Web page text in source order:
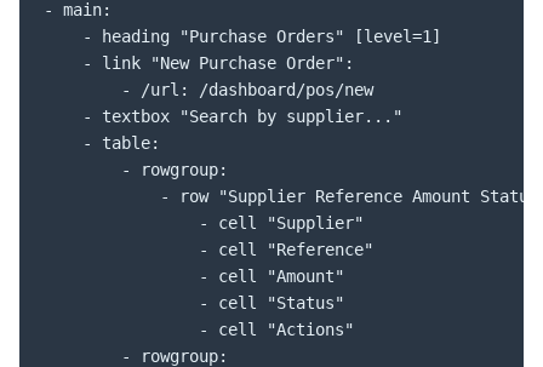
- main:
    - heading "Purchase Orders" [level=1]
    - link "New Purchase Order":
        - /url: /dashboard/pos/new
    - textbox "Search by supplier..."
    - table:
        - rowgroup:
- row "Supplier Reference Amount
                - cell "Supplier"
                - cell "Reference"
                - cell "Amount"
                - cell "Status"
                - cell "Actions"
        - rowgroup: